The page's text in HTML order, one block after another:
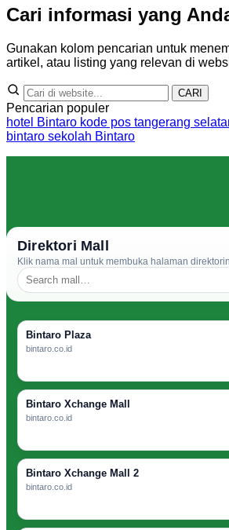
Cari informasi yang
Gunakan kolom pencarian untuk
artikel, atau listing yang relevan di
CARI
Pencarian populer
hotel Bintaro kode pos tangerang
bintaro sekolah Bintaro
Direktori Mall
Klik nama mal untuk membuka halaman
Bintaro Plaza
bintaro.co.id
Bintaro Xchange Mall
bintaro.co.id
Bintaro Xchange Mall 2
bintaro.co.id